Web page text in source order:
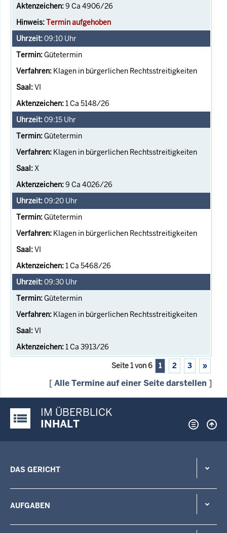
9 Ca 4906/26
Termin aufgehoben
09:10 Uhr
Gütetermin
Klagen in bürgerlichen Rechtsstreitigkeiten
VI
1 Ca 5148/26
09:15 Uhr
Gütetermin
Klagen in bürgerlichen Rechtsstreitigkeiten
X
9 Ca 4026/26
09:20 Uhr
Gütetermin
Klagen in bürgerlichen Rechtsstreitigkeiten
VI
1 Ca 5468/26
09:30 Uhr
Gütetermin
Klagen in bürgerlichen Rechtsstreitigkeiten
VI
1 Ca 3913/26
Seite 1 von 6 1 2 3 »
[Alle Termine auf einer Seite darstellen ]
Justiz-Portal im Überblick:
IM ÜBERBLICK
INHALT
DAS GERICHT
AUFGABEN